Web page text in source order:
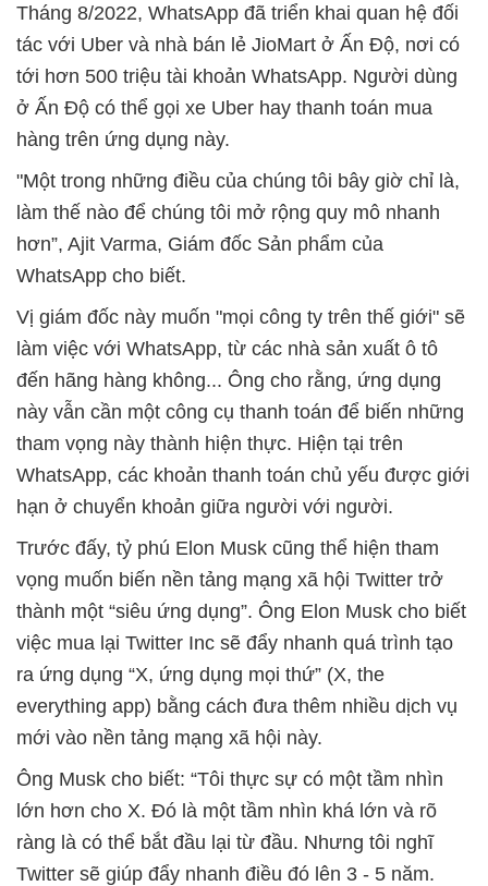
Tháng 8/2022, WhatsApp đã triển khai quan hệ đối
tác với Uber và nhà bán lẻ JioMart ở Ấn Độ, nơi có
tới hơn 500 triệu tài khoản WhatsApp. Người dùng
ở Ấn Độ có thể gọi xe Uber hay thanh toán mua
hàng trên ứng dụng này.
"Một trong những điều của chúng tôi bây giờ chỉ là,
làm thế nào để chúng tôi mở rộng quy mô nhanh
hơn”, Ajit Varma, Giám đốc Sản phẩm của
WhatsApp cho biết.
Vị giám đốc này muốn "mọi công ty trên thế giới" sẽ
làm việc với WhatsApp, từ các nhà sản xuất ô tô
đến hãng hàng không... Ông cho rằng, ứng dụng
này vẫn cần một công cụ thanh toán để biến những
tham vọng này thành hiện thực. Hiện tại trên
WhatsApp, các khoản thanh toán chủ yếu được giới
hạn ở chuyển khoản giữa người với người.
Trước đấy, tỷ phú Elon Musk cũng thể hiện tham
vọng muốn biến nền tảng mạng xã hội Twitter trở
thành một “siêu ứng dụng”. Ông Elon Musk cho biết
việc mua lại Twitter Inc sẽ đẩy nhanh quá trình tạo
ra ứng dụng “X, ứng dụng mọi thứ” (X, the
everything app) bằng cách đưa thêm nhiều dịch vụ
mới vào nền tảng mạng xã hội này.
Ông Musk cho biết: “Tôi thực sự có một tầm nhìn
lớn hơn cho X. Đó là một tầm nhìn khá lớn và rõ
ràng là có thể bắt đầu lại từ đầu. Nhưng tôi nghĩ
Twitter sẽ giúp đẩy nhanh điều đó lên 3 - 5 năm.